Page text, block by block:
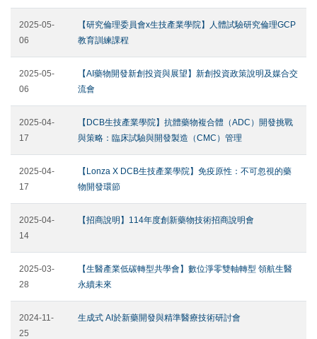
2025-05-
06
【研究倫理委員會x生技產業學院】人體試驗研究倫理GCP
教育訓練課程
2025-05-
06
【AI藥物開發新創投資與展望】新創投資政策說明及媒合交
流會
2025-04-
17
【DCB生技產業學院】抗體藥物複合體（ADC）開發挑戰
與策略：臨床試驗與開發製造（CMC）管理
2025-04-
17
【Lonza X DCB生技產業學院】免疫原性：不可忽視的藥
物開發環節
2025-04-
14
【招商說明】114年度創新藥物技術招商說明會
2025-03-
28
【生醫產業低碳轉型共學會】數位淨零雙軸轉型 領航生醫
永續未來
2024-11-
25
生成式 AI於新藥開發與精準醫療技術研討會